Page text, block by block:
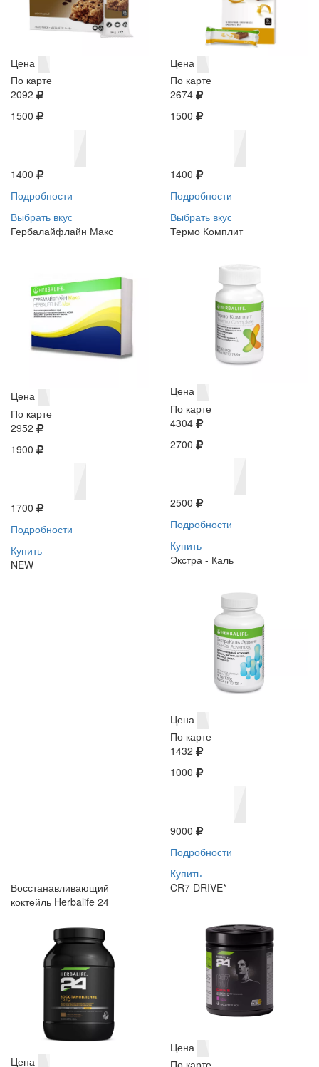
Цена
По карте
2092
1500
1400
Подробности
Выбрать вкус
Цена
По карте
2674
1500
1400
Подробности
Выбрать вкус
Гербалайфлайн Макс
Цена
По карте
2952
1900
1700
Подробности
Купить
NEW
Термо Комплит
Цена
По карте
4304
2700
2500
Подробности
Купить
Экстра - Каль
Цена
По карте
1432
1000
9000
Подробности
Купить
Восстанавливающий
коктейль Herbalife 24
Цена
CR7 DRIVE*
Цена